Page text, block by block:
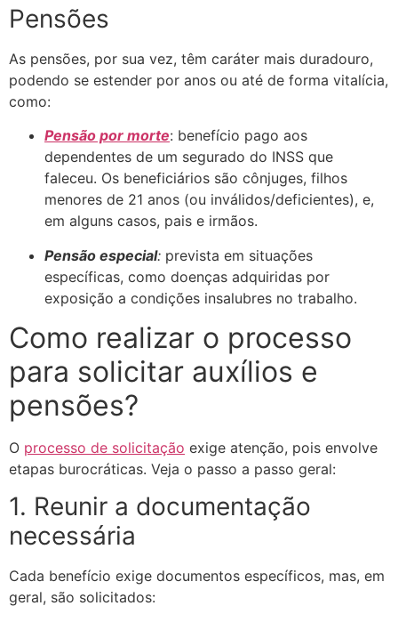
Pensões
As pensões, por sua vez, têm caráter mais duradouro,
podendo se estender por anos ou até de forma vitalícia,
como:
Pensão por morte: benefício pago aos
dependentes de um segurado do INSS que
faleceu. Os beneficiários são cônjuges, filhos
menores de 21 anos (ou inválidos/deficientes), e,
em alguns casos, pais e irmãos.
Pensão especial: prevista em situações
específicas, como doenças adquiridas por
exposição a condições insalubres no trabalho.
Como realizar o processo
para solicitar auxílios e
pensões?
O processo de solicitação exige atenção, pois envolve
etapas burocráticas. Veja o passo a passo geral:
1. Reunir a documentação
necessária
Cada benefício exige documentos específicos, mas, em
geral, são solicitados: